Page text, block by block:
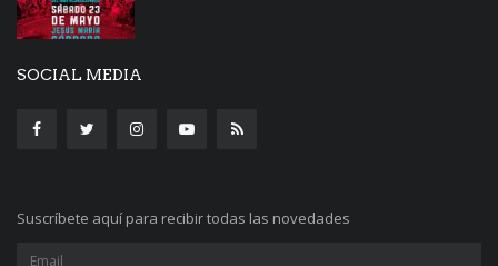
SOCIAL MEDIA
Suscríbete aquí para recibir todas las novedades